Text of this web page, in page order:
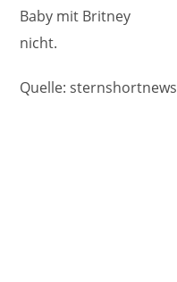
Baby mit Britney
nicht.
Quelle: sternshortnews